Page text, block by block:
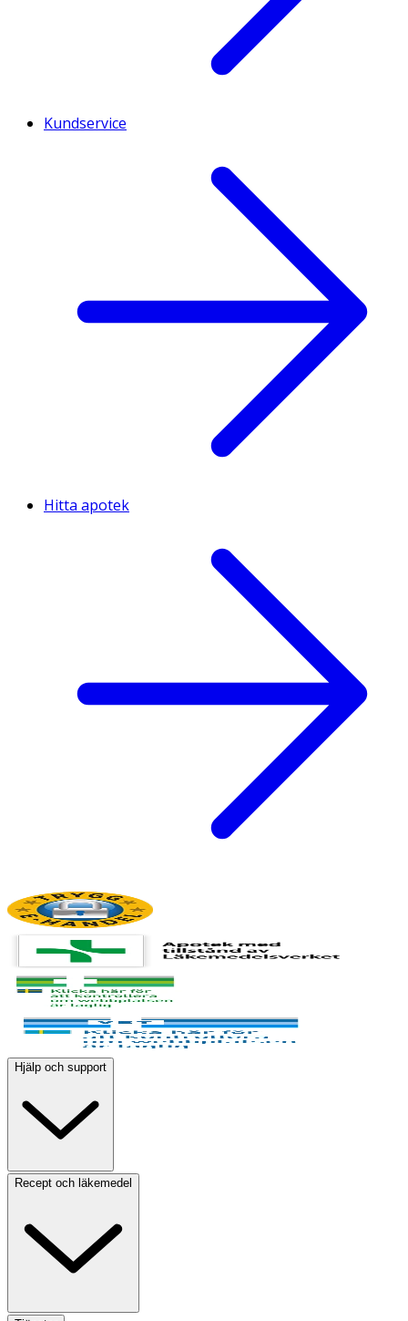
Kundservice
Hitta apotek
Hjälp och support
Recept och läkemedel